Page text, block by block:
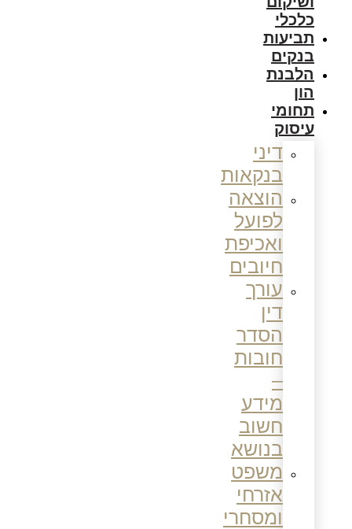
כלכלי
תביעות
בנקים
הלבנת
הון
תחומי
עיסוק
דיני
בנקאות
הוצאה
לפועל
ואכיפת
חיובים
עורך
דין
הסדר
חובות
מידע
חשוב
בנושא
משפט
אזרחי
ומסחרי